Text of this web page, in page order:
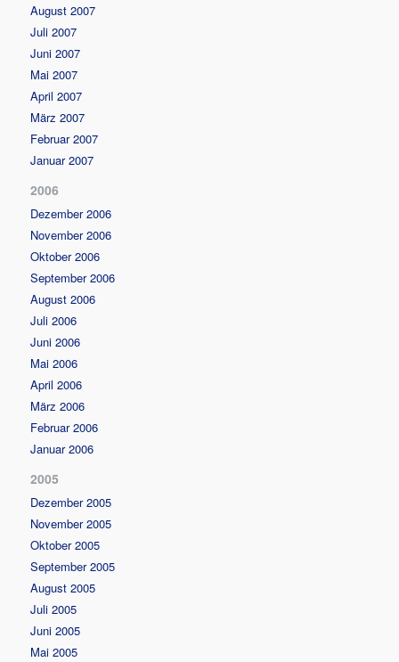
August 2007
Juli 2007
Juni 2007
Mai 2007
April 2007
März 2007
Februar 2007
Januar 2007
2006
Dezember 2006
November 2006
Oktober 2006
September 2006
August 2006
Juli 2006
Juni 2006
Mai 2006
April 2006
März 2006
Februar 2006
Januar 2006
2005
Dezember 2005
November 2005
Oktober 2005
September 2005
August 2005
Juli 2005
Juni 2005
Mai 2005